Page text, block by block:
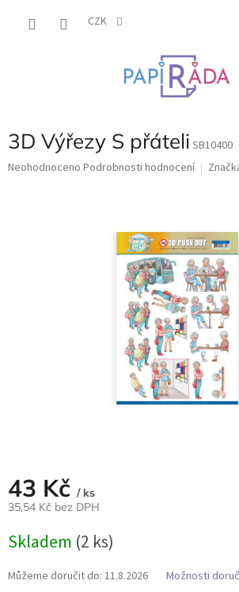
CZK
3D Výřezy S přáteli SB10400
Průměrné
Neohodnoceno Podrobnosti hodnocení
43 Kč / ks
35,54 Kč bez DPH
cena:
Skladem (2 ks)
Můžeme doručit do: 11.8.2026 Možnosti